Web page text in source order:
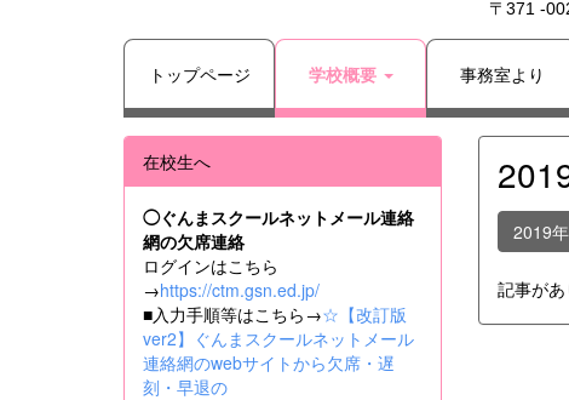
〒371 -
トップページ 学校概要 事務室より
2019
記事があ
在校生へ
◯ぐんまスクールネットメール連絡
網の欠席連絡
ログインはこちら
→https://ctm.gsn.ed.jp/
■入力手順等はこちら→☆【改訂版
ver2】ぐんまスクールネットメール
連絡網のwebサイトから欠席・遅
刻・早退の